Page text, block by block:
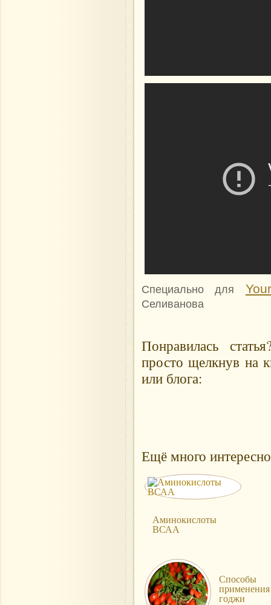
Специально для
Селиванова
Понравилась
просто щелкнув на
или блога:
Ещё много
Аминокислоты
ВСАА
Способы
применения
годжи